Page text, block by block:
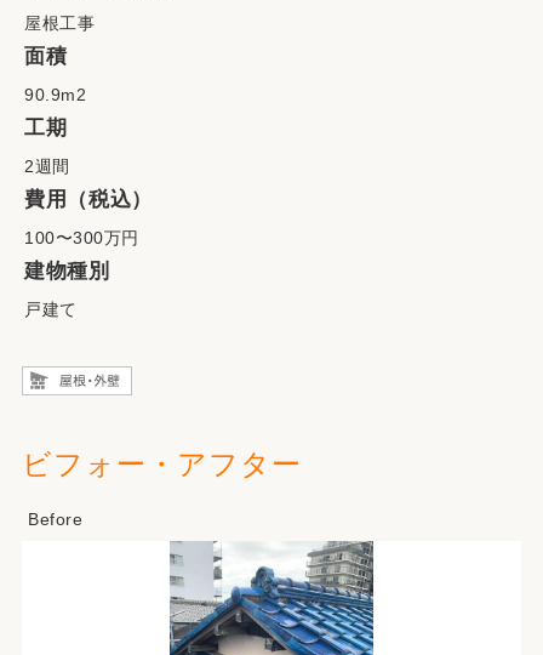
屋根工事
面積
90.9m2
工期
2週間
費用（税込）
100〜300万円
建物種別
戸建て
ビフォー・アフター